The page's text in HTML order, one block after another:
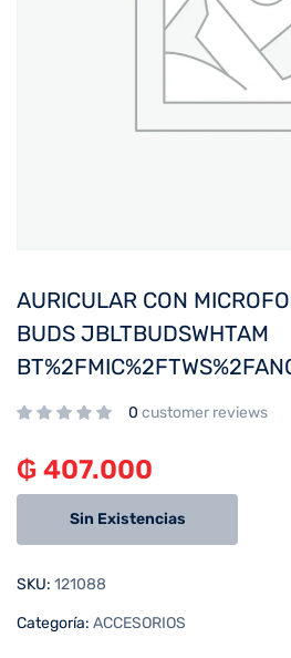
AURICULAR CON
BUDS JBLTBUDSWHTAM
0 customer reviews
₲ 407.000
Sin Existencias
SKU: 121088
Categoría: ACCESORIOS